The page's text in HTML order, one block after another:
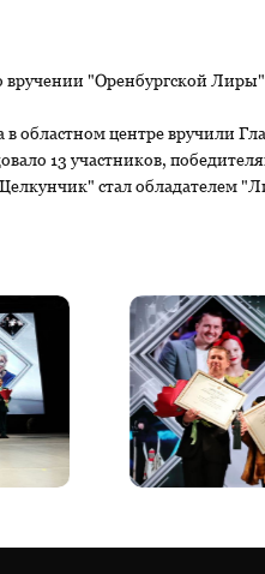
вручении "Оренбургской
в областном центре вручили
13 участников,
стал обладателем